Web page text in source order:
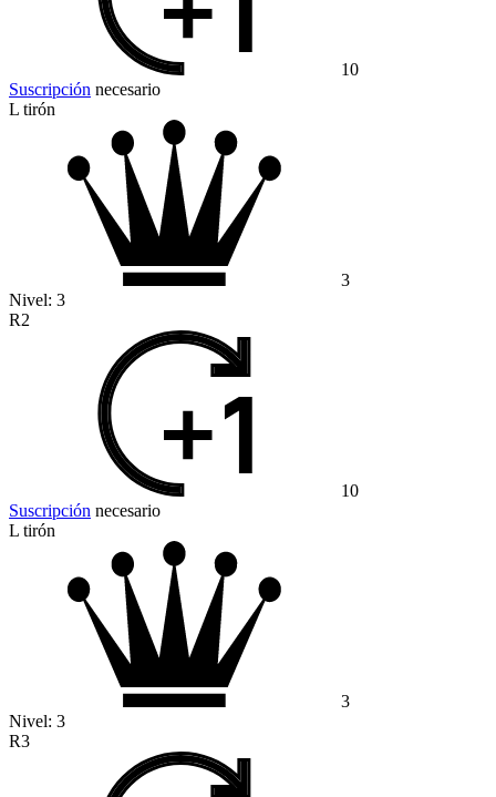
10
Suscripción necesario
L tirón
3
Nivel: 3
R2
10
Suscripción necesario
L tirón
3
Nivel: 3
R3